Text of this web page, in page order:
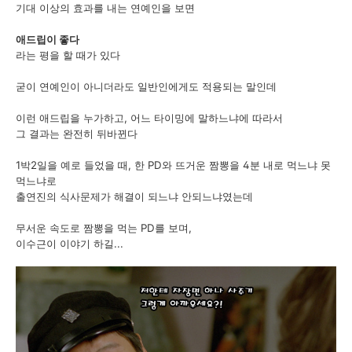
기대 이상의 효과를 내는 연예인을 보면
애드립이 좋다
라는 평을 할 때가 있다
굳이 연예인이 아니더라도 일반인에게도 적용되는 말인데
이런 애드립을 누가하고, 어느 타이밍에 말하느냐에 따라서
그 결과는 완전히 뒤바뀐다
1박2일을 예로 들었을 때, 한 PD와 뜨거운 짬뽕을 4분 내로 먹느냐 못
먹느냐로
출연진의 식사문제가 해결이 되느냐 안되느냐였는데
무서운 속도로 짬뽕을 먹는 PD를 보며,
이수근이 이야기 하길...